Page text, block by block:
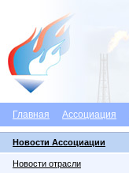
Главная Ассоциация
Новости Ассоциации
Новости отрасли